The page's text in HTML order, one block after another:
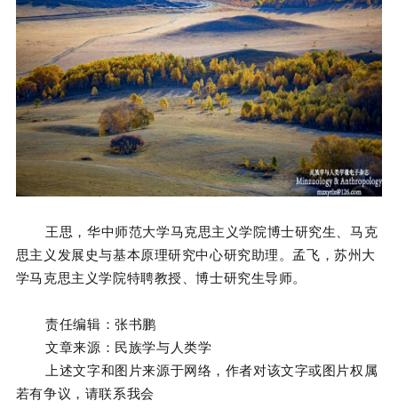
王思，华中师范大学马克思主义学院博士研究生、马克
思主义发展史与基本原理研究中心研究助理。孟飞，苏州大
学马克思主义学院特聘教授、博士研究生导师。
责任编辑：张书鹏
文章来源：民族学与人类学
上述文字和图片来源于网络，作者对该文字或图片权属
若有争议，请联系我会